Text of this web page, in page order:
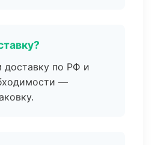
доставку по РФ и
—